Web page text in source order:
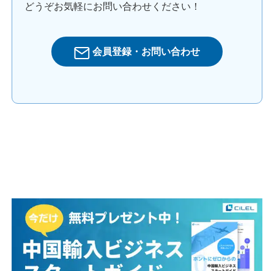
どうぞお気軽にお問い合わせください！
会員登録・お問い合わせ